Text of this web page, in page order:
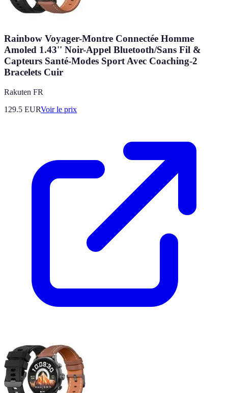
Rainbow Voyager-Montre Connectée Homme
Amoled 1.43'' Noir-Appel Bluetooth/Sans Fil &
Capteurs Santé-Modes Sport Avec Coaching-2
Bracelets Cuir
Rakuten FR
129.5 EURVoir le prix